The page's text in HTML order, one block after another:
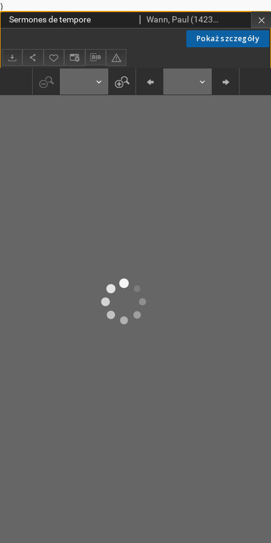
)
Pokaż szczegóły
Sermones de tempore Wann, Paul (1423-1489)